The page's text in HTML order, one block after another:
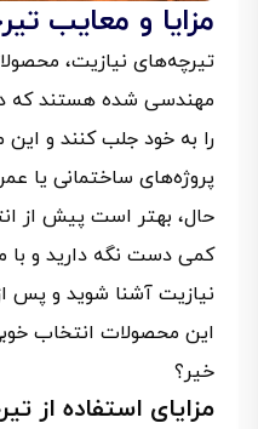
مزایا و معایب
تیرچه‌های نیازیت،
مهندسی شده هستند که در
را به خود جلب کنند و این
پروژه‌های ساختمانی یا
حال، بهتر است پیش از
کمی دست نگه دارید و با
نیازیت آشنا شوید و پس
این محصولات انتخاب
خیر؟
مزایای استفاده از